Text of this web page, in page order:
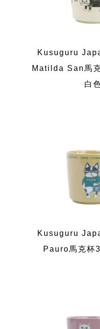
Kusuguru
Matilda San馬
白
Kusuguru
Pauro馬克杯